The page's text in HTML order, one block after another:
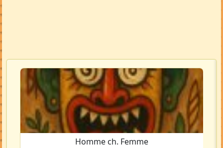
Homme ch. Femme